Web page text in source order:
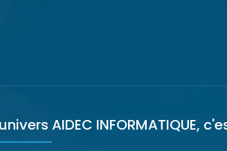
AIDEC INFORMATIQUE,